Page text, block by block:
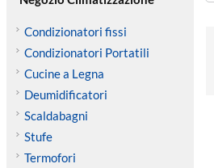
Condizionatori fissi
Condizionatori Portatili
Cucine a Legna
Deumidificatori
Scaldabagni
Stufe
Termofori